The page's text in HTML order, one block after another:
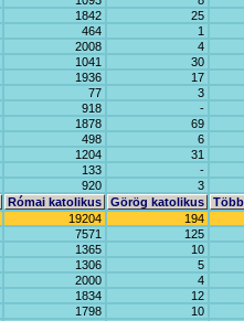
1842
25
464
1
2008
4
1041
30
1936
17
77
3
918
-
1878
69
498
6
1204
31
133
-
920
3
Római katolikus Görög katolikus
19204
194
7571
125
1365
10
1306
5
2000
4
1834
12
1798
10